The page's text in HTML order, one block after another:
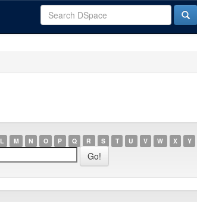
L M N O P Q R S T U V W X Y